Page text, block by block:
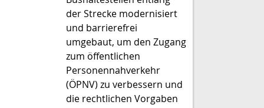
der Strecke modernisiert
und barrierefrei
umgebaut, um den Zugang
zum öffentlichen
Personennahverkehr
(ÖPNV) zu verbessern und
die rechtlichen Vorgaben